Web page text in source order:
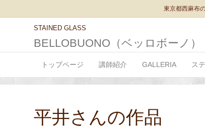
東京都西麻布
STAINED GLASS
BELLOBUONO（ベッロボーノ）
トップページ 講師紹介 GALLERIA ス
平井さんの作品